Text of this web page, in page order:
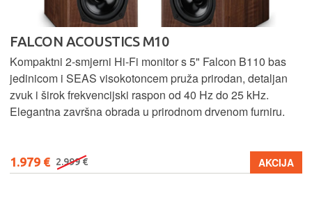
FALCON ACOUSTICS M10
Kompaktni 2-smjerni Hi-Fi monitor s 5" Falcon B110 bas
jedinicom i SEAS visokotoncem pruža prirodan, detaljan
zvuk i širok frekvencijski raspon od 40 Hz do 25 kHz.
Elegantna završna obrada u prirodnom drvenom furniru.
1.979 € 2.999 € AKCIJA